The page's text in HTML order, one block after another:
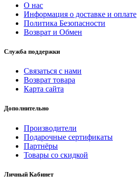
О нас
Информация о доставке и оплате
Политика Безопасности
Возврат и Обмен
Служба поддержки
Связаться с нами
Возврат товара
Карта сайта
Дополнительно
Производители
Подарочные сертификаты
Партнёры
Товары со скидкой
Личный Кабинет